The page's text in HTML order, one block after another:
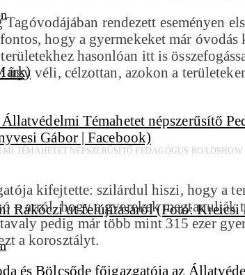
rendezett eseményen
hogy a gyermekeket már
hasonlóan itt is
úgy véli, célzottan, azokon a
TÉMAHETET NÉPSZERŰSÍTŐ PEDAGÓGUS
kifejtette: szilárdul hiszi, hogy a
– arról, hogy a gyerekek
pedig már több mint 315 ezer
a korosztályt.